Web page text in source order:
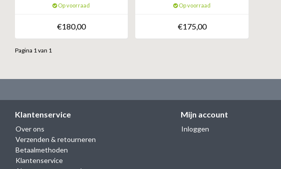
Op voorraad
€180,00
Op voorraad
€175,00
Pagina 1 van 1
Klantenservice
Over ons
Verzenden & retourneren
Betaalmethoden
Klantenservice
Mijn account
Inloggen